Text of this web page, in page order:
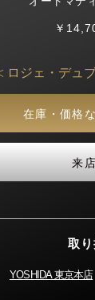
￥
ロジェ・デュ
在庫・価格
来
取
YOSHIDA 東京本店